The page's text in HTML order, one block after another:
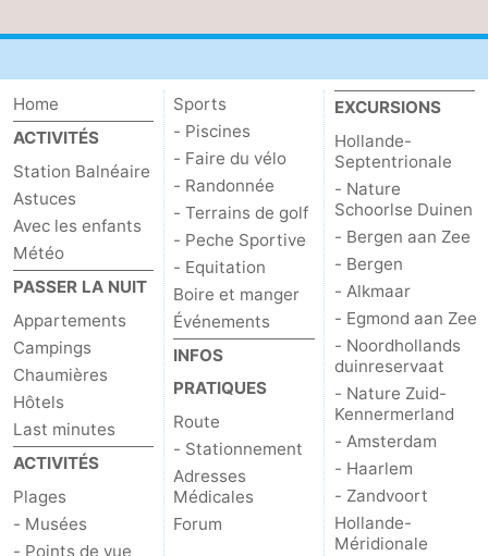
Home
ACTIVITÉS
Station Balnéaire
Astuces
Avec les enfants
Météo
PASSER LA NUIT
Appartements
Campings
Chaumières
Hôtels
Last minutes
ACTIVITÉS
Plages
- Musées
- Points de vue
Sports
- Piscines
- Faire du vélo
- Randonnée
- Terrains de golf
- Peche Sportive
- Equitation
Boire et manger
Événements
INFOS
PRATIQUES
Route
- Stationnement
Adresses
Médicales
Forum
EXCURSIONS
Hollande-
Septentrionale
- Nature
Schoorlse Duinen
- Bergen aan Zee
- Bergen
- Alkmaar
- Egmond aan Zee
- Noordhollands
duinreservaat
- Nature Zuid-
Kennermerland
- Amsterdam
- Haarlem
- Zandvoort
Hollande-
Méridionale